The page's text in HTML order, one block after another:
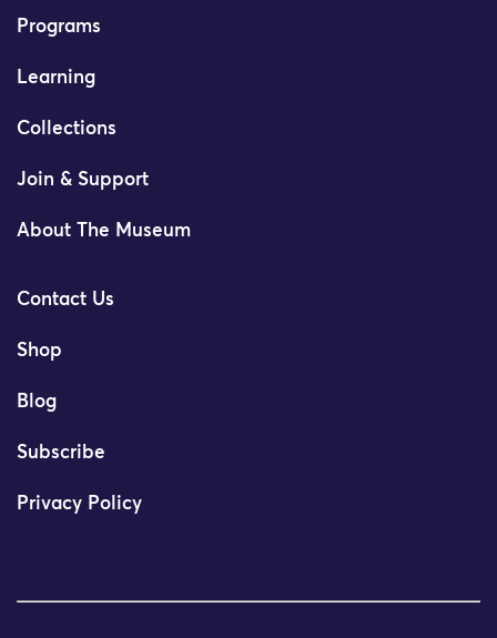
Programs
Learning
Collections
Join & Support
About The Museum
Contact Us
Shop
Blog
Subscribe
Privacy Policy